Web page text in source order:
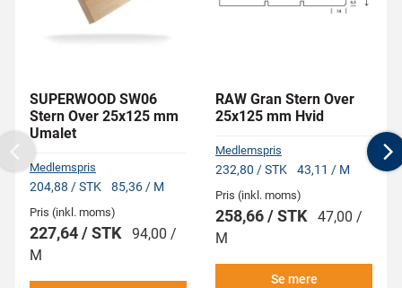
SUPERWOOD SW06
Stern Over 25x125 mm
Umalet
Medlemspris
204,88 / STK 85,36 / M
Pris (inkl. moms)
227,64 / STK 94,00 /
M
RAW Gran Stern Over
25x125 mm Hvid
Medlemspris
232,80 / STK 43,11 / M
Pris (inkl. moms)
258,66 / STK 47,00 /
M
Se mere
Previous